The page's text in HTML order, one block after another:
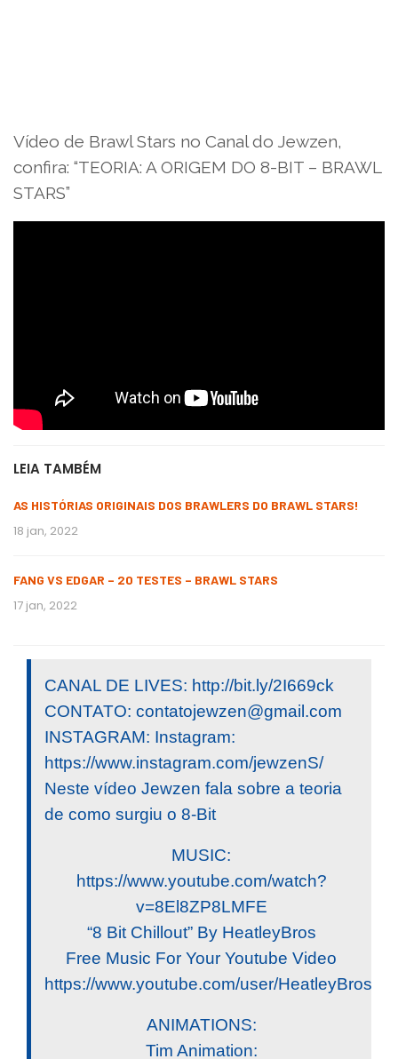
Vídeo de Brawl Stars no Canal do Jewzen,
confira: “TEORIA: A ORIGEM DO 8-BIT – BRAWL
STARS”
LEIA TAMBÉM
AS HISTÓRIAS ORIGINAIS DOS BRAWLERS DO BRAWL STARS!
18 jan, 2022
FANG VS EDGAR – 20 TESTES – BRAWL STARS
17 jan, 2022
CANAL DE LIVES: http://bit.ly/2I669ck
CONTATO: contatojewzen@gmail.com
INSTAGRAM: Instagram:
https://www.instagram.com/jewzenS/
Neste vídeo Jewzen fala sobre a teoria
de como surgiu o 8-Bit
MUSIC:
https://www.youtube.com/watch?
v=8El8ZP8LMFE
“8 Bit Chillout” By HeatleyBros
Free Music For Your Youtube Video
https://www.youtube.com/user/HeatleyBros
ANIMATIONS:
Tim Animation: